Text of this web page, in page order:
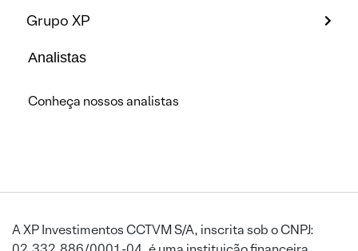
Grupo XP
Analistas
Conheça nossos analistas
A XP Investimentos CCTVM S/A, inscrita sob o CNPJ: